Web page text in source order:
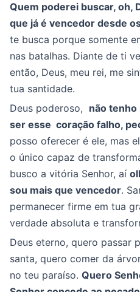
Quem poderei buscar, oh,
que já é vencedor desde
te busca porque somente
nas batalhas. Diante de ti
então, Deus, meu rei, me
tua santidade.
Deus poderoso, não tenho
ser esse coração falho,
posso oferecer é ele, mas
o único capaz de
busco a vitória Senhor, aí
sou mais que vencedor.
permanecer firme em tua
verdade absoluta e
Deus eterno, quero passar
santa, quero comer da
no teu paraíso. Quero